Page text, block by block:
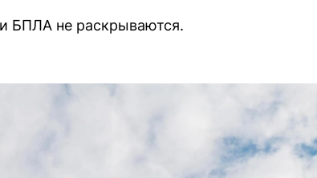
БПЛА не раскрываются.